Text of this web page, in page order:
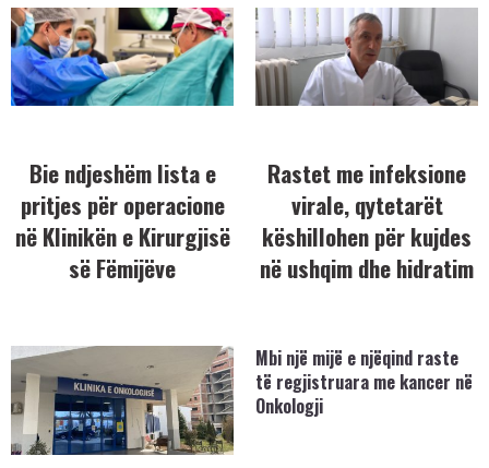
Bie ndjeshëm lista e
pritjes për operacione
në Klinikën e Kirurgjisë
së Fëmijëve
Rastet me infeksione
virale, qytetarët
këshillohen për kujdes
në ushqim dhe hidratim
Mbi një mijë e njëqind raste
të regjistruara me kancer në
Onkologji